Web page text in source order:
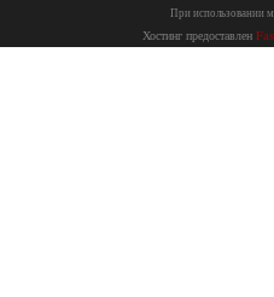
При использовании
Хостинг предоставлен